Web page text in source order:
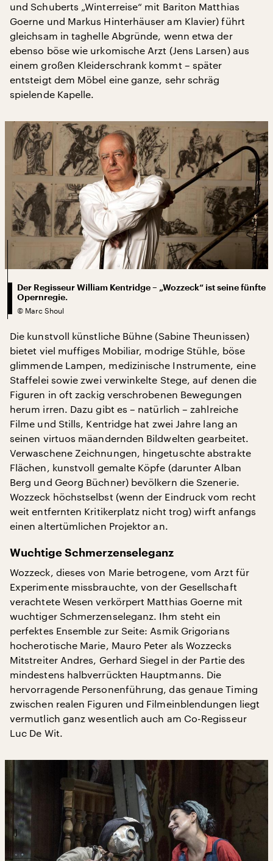
und Schuberts „Winterreise“ mit Bariton Matthias
Goerne und Markus Hinterhäuser am Klavier) führt
gleichsam in taghelle Abgründe, wenn etwa der
ebenso böse wie urkomische Arzt (Jens Larsen) aus
einem großen Kleiderschrank kommt – später
entsteigt dem Möbel eine ganze, sehr schräg
spielende Kapelle.
Der Regisseur William Kentridge – „Wozzeck“ ist seine fünfte
Opernregie.
© Marc Shoul
Die kunstvoll künstliche Bühne (Sabine Theunissen)
bietet viel muffiges Mobiliar, modrige Stühle, böse
glimmende Lampen, medizinische Instrumente, eine
Staffelei sowie zwei verwinkelte Stege, auf denen die
Figuren in oft zackig verschrobenen Bewegungen
herum irren. Dazu gibt es – natürlich – zahlreiche
Filme und Stills, Kentridge hat zwei Jahre lang an
seinen virtuos mäandernden Bildwelten gearbeitet.
Verwaschene Zeichnungen, hingetuschte abstrakte
Flächen, kunstvoll gemalte Köpfe (darunter Alban
Berg und Georg Büchner) bevölkern die Szenerie.
Wozzeck höchstselbst (wenn der Eindruck vom recht
weit entfernten Kritikerplatz nicht trog) wirft anfangs
einen altertümlichen Projektor an.
Wuchtige Schmerzenseleganz
Wozzeck, dieses von Marie betrogene, vom Arzt für
Experimente missbrauchte, von der Gesellschaft
verachtete Wesen verkörpert Matthias Goerne mit
wuchtiger Schmerzenseleganz. Ihm steht ein
perfektes Ensemble zur Seite: Asmik Grigorians
hocherotische Marie, Mauro Peter als Wozzecks
Mitstreiter Andres, Gerhard Siegel in der Partie des
mindestens halbverrückten Hauptmanns. Die
hervorragende Personenführung, das genaue Timing
zwischen realen Figuren und Filmeinblendungen liegt
vermutlich ganz wesentlich auch am Co-Regisseur
Luc De Wit.